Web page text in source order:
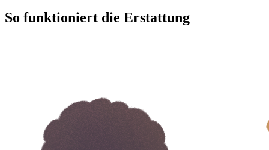
So funktioniert die Erstattung